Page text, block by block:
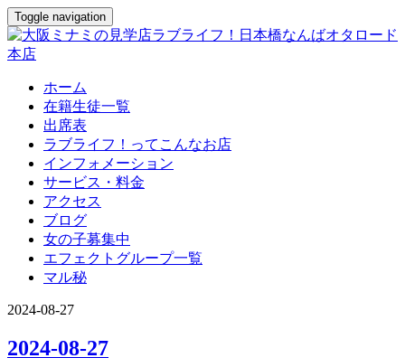
Toggle navigation
ホーム
在籍生徒一覧
出席表
ラブライフ！ってこんなお店
インフォメーション
サービス・料金
アクセス
ブログ
女の子募集中
エフェクトグループ一覧
マル秘
2024-08-27
2024-08-27